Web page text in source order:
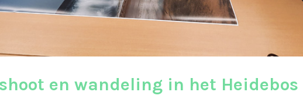
en wandeling in het Heidebos